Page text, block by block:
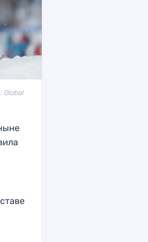
Global